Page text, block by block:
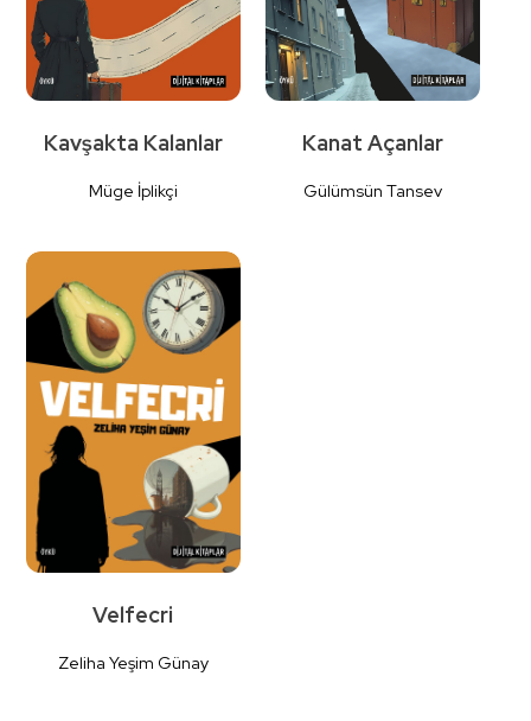
Detaylı
İncele
Kavşakta Kalanlar
Müge İplikçi
Kanat Açanlar
Gülümsün Tansev
Velfecri
Zeliha Yeşim Günay